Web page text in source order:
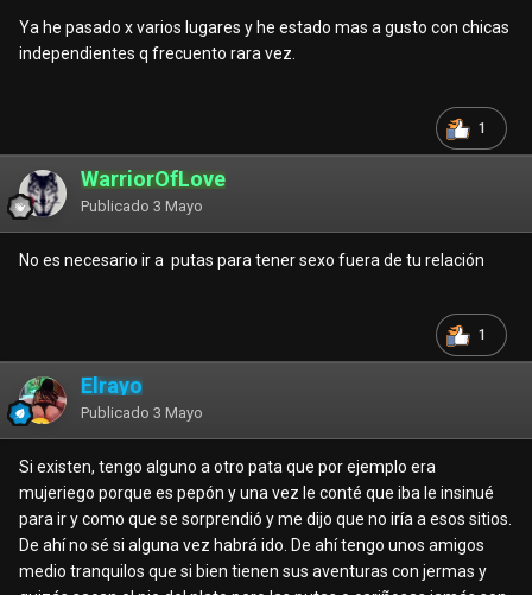
Ya he pasado x varios lugares y he estado mas a gusto con chicas
independientes q frecuento rara vez.
1
WarriorOfLove
Publicado 3 Mayo
No es necesario ir a putas para tener sexo fuera de tu relación
1
Elrayo
Publicado 3 Mayo
Si existen, tengo alguno a otro pata que por ejemplo era
mujeriego porque es pepón y una vez le conté que iba le insinué
para ir y como que se sorprendió y me dijo que no iría a esos sitios.
De ahí no sé si alguna vez habrá ido. De ahí tengo unos amigos
medio tranquilos que si bien tienen sus aventuras con jermas y